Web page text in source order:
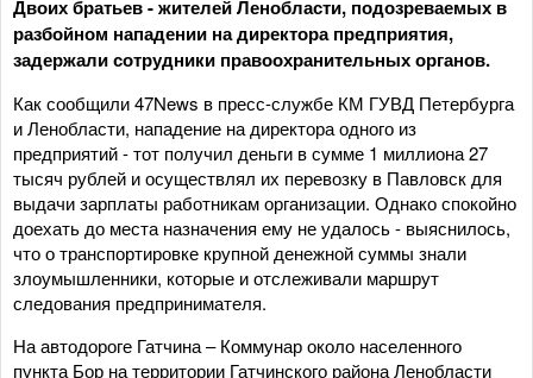
Двоих братьев - жителей Ленобласти, подозреваемых в
разбойном нападении на директора предприятия,
задержали сотрудники правоохранительных органов.
Как сообщили 47News в пресс-службе КМ ГУВД Петербурга
и Ленобласти, нападение на директора одного из
предприятий - тот получил деньги в сумме 1 миллиона 27
тысяч рублей и осуществлял их перевозку в Павловск для
выдачи зарплаты работникам организации. Однако спокойно
доехать до места назначения ему не удалось - выяснилось,
что о транспортировке крупной денежной суммы знали
злоумышленники, которые и отслеживали маршрут
следования предпринимателя.
На автодороге Гатчина – Коммунар около населенного
пункта Бор на территории Гатчинского района Ленобласти